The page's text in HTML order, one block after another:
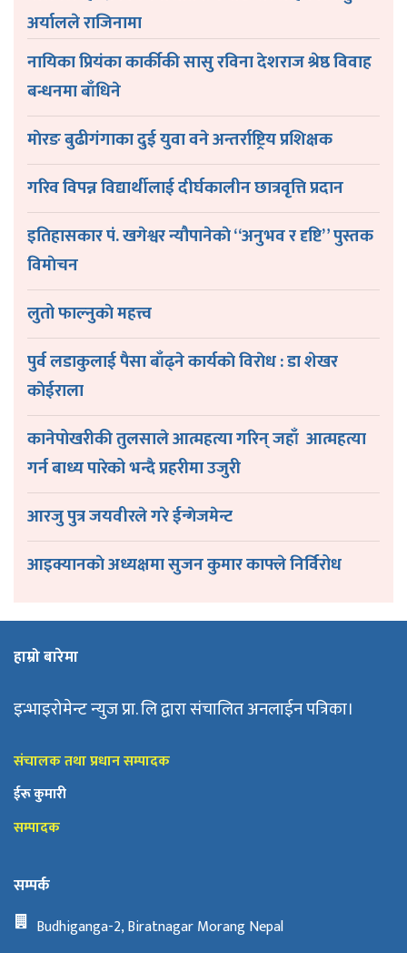
अर्यालले राजिनामा
नायिका प्रियंका कार्कीकी सासु रविना देशराज श्रेष्ठ विवाह
बन्धनमा बाँधिने
माेरङ बुढीगंगाका दुई युवा वने अन्तर्राष्ट्रिय प्रशिक्षक
गरिव विपन्न विद्यार्थीलाई दीर्घकालीन छात्रवृत्ति प्रदान
इतिहासकार पं. खगेश्वर न्यौपानेकाे “अनुभव र दृष्टि” पुस्तक
विमाेचन
लुतो फाल्नुकाे महत्त्व
पुर्व लडाकुलाई पैसा बाँढ्ने कार्यकाे विराेध : डा शेखर
काेईराला
कानेपोखरीकी तुलसाले आत्महत्या गरिन् जहाँ आत्महत्या
गर्न बाध्य पारेको भन्दै प्रहरीमा उजुरी
आरजु पुत्र जयवीरले गरे ईन्गेजमेन्ट
आइक्यानकाे अध्यक्षमा सुजन कुमार काफ्ले निर्विरोध
हाम्रो बारेमा
इन्भाइरोमेन्ट न्युज प्रा. लि द्वारा संचालित अनलाईन पत्रिका।
संचालक तथा प्रधान सम्पादक
ईरू कुमारी
सम्पादक
सम्पर्क
Budhiganga-2, Biratnagar Morang Nepal